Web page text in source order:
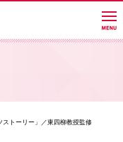
トーリー」／東四柳教授監修